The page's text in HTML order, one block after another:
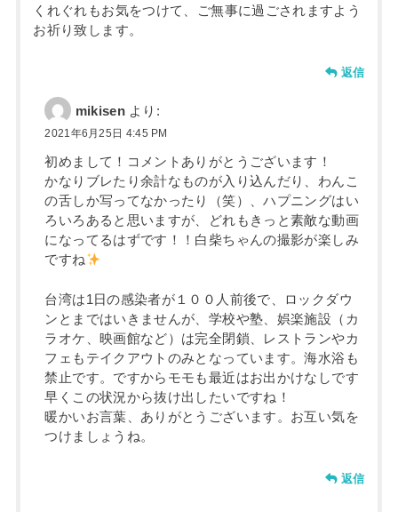
くれぐれもお気をつけて、ご無事に過ごされますよう
お祈り致します。
返信
mikisen より:
2021年6月25日 4:45 PM
初めまして！コメントありがとうございます！
かなりブレたり余計なものが入り込んだり、わんこ
の舌しか写ってなかったり（笑）、ハプニングはい
ろいろあると思いますが、どれもきっと素敵な動画
になってるはずです！！白柴ちゃんの撮影が楽しみ
ですね
台湾は1日の感染者が１００人前後で、ロックダウ
ンとまではいきませんが、学校や塾、娯楽施設（カ
ラオケ、映画館など）は完全閉鎖、レストランやカ
フェもテイクアウトのみとなっています。海水浴も
禁止です。ですからモモも最近はお出かけなしです
早くこの状況から抜け出したいですね！
暖かいお言葉、ありがとうございます。お互い気を
つけましょうね。
返信